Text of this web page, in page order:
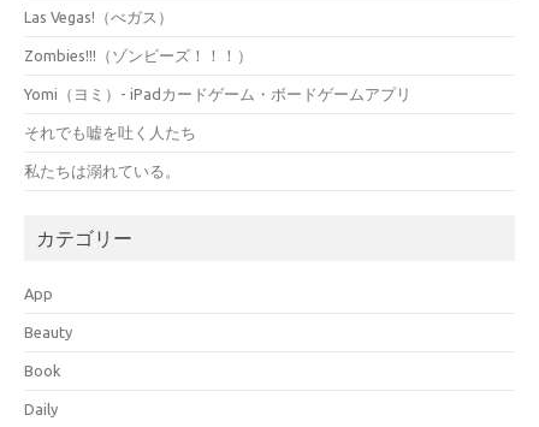
Las Vegas!（べガス）
Zombies!!!（ゾンビーズ！！！）
Yomi（ヨミ）- iPadカードゲーム・ボードゲームアプリ
それでも嘘を吐く人たち
私たちは溺れている。
カテゴリー
App
Beauty
Book
Daily